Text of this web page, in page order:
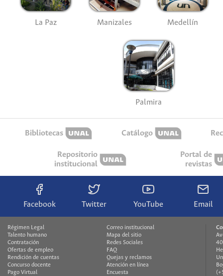
La Paz Manizales Medellín
Palmira
Bibliotecas Catálogo
Repositorio
institucional
Portal de
revistas
Facebook Twitter YouTube Email
Régimen Legal
Talento humano
Contratación
Ofertas de empleo
Rendición de cuentas
Concurso docente
Pago Virtual
Correo institucional
Mapa del sitio
Redes Sociales
FAQ
Quejas y reclamos
Atención en línea
Encuesta